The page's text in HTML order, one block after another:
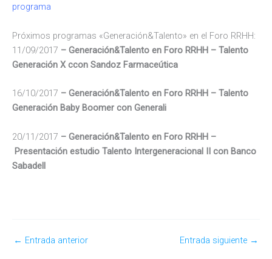
programa
Próximos programas «Generación&Talento» en el Foro RRHH:
11/09/2017 – Generación&Talento en Foro RRHH – Talento
Generación X ccon Sandoz Farmaceútica
16/10/2017 – Generación&Talento en Foro RRHH – Talento
Generación Baby Boomer con Generali
20/11/2017 – Generación&Talento en Foro RRHH –
Presentación estudio Talento Intergeneracional II con Banco
Sabadell
← Entrada anterior Entrada siguiente →